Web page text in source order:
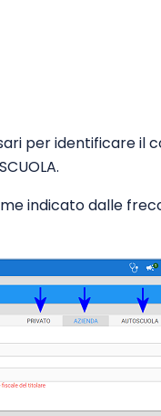
per identificare il
indicato dalle